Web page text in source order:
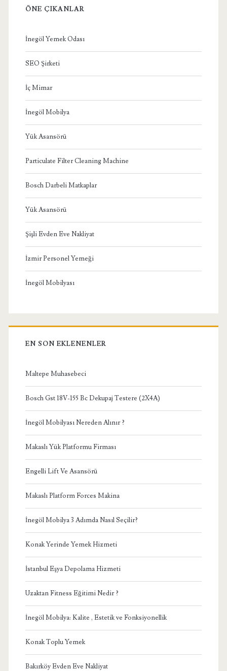
ÖNE ÇIKANLAR
İnegöl Yemek Odası
SEO Şirketi
İç Mimar
İnegöl Mobilya
Yük Asansörü
Particulate Filter Cleaning Machine
Bosch Darbeli Matkaplar
Yük Asansörü
Şişli Evden Eve Nakliyat
İzmir Personel Yemeği
İnegöl Mobilyası
EN SON EKLENENLER
Maltepe Muhasebeci
Bosch Gst 18V-155 Bc Dekupaj Testere (2X4A)
İnegöl Mobilyası Nereden Alınır ?
Makaslı Yük Platformu Firması
Engelli Lift Ve Asansörü
Makaslı Platform Forces Makina
İnegöl Mobilya 3 Adımda Nasıl Seçilir?
Konak Yerinde Yemek Hizmeti
İstanbul Eşya Depolama Hizmeti
Uzaktan Fitness Eğitimi Nedir ?
İnegöl Mobilya: Kalite , Estetik ve Fonksiyonellik
Konak Toplu Yemek
Bakırköy Evden Eve Nakliyat